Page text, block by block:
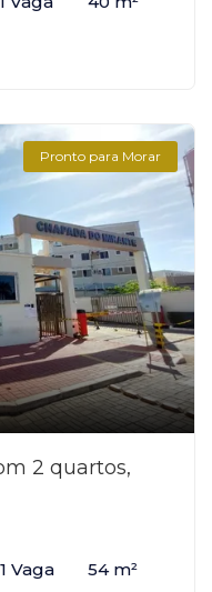
Pronto para Morar
2 quartos,
1 Vaga 54 m²